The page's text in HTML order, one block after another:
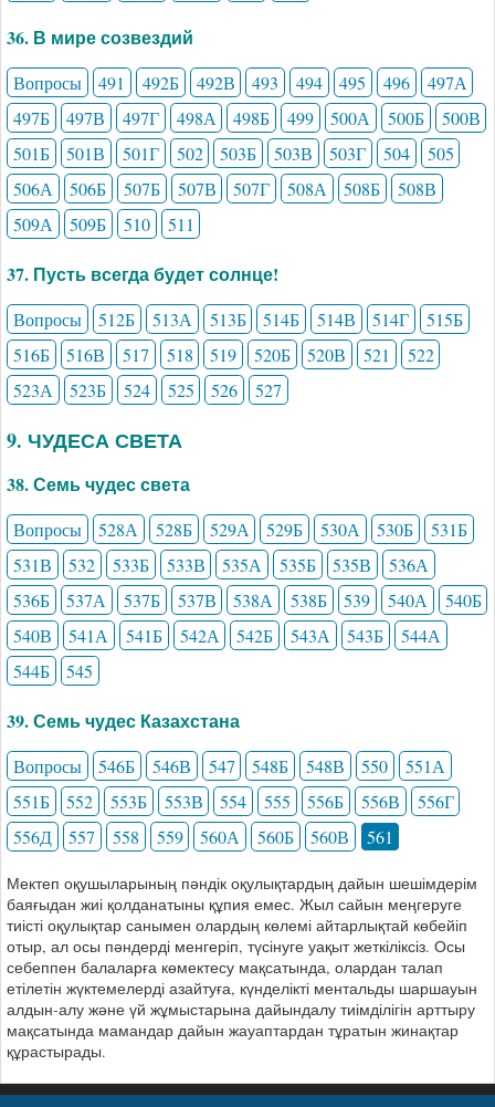
36. В мире созвездий
Вопросы 491 492Б 492В 493 494 495 496
497А
497Б
497В 497Г 498А 498Б 499 500А 500Б
500В
501Б
501В 501Г 502 503Б 503В 503Г 504
505
506А
506Б 507Б 507В 507Г 508А 508Б
508В
509А
509Б 510 511
37. Пусть всегда будет солнце!
Вопросы 512Б 513А 513Б 514Б 514В 514Г
515Б
516Б
516В 517 518 519 520Б 520В 521
522
523А
523Б 524 525 526 527
9. ЧУДЕСА СВЕТА
38. Семь чудес света
Вопросы 528А 528Б 529А 529Б 530А 530Б
531Б
531В
532 533Б 533В 535А 535Б 535В
536А
536Б
537А 537Б 537В 538А 538Б 539 540А
540Б
540В
541А 541Б 542А 542Б 543А 543Б
544А
544Б
545
39. Семь чудес Казахстана
Вопросы 546Б 546В 547 548Б 548В 550
551А
551Б
552 553Б 553В 554 555 556Б 556В
556Г
556Д
557 558 559 560А 560Б 560В 561
Мектеп оқушыларының пәндік оқулықтардың дайын шешімдерім
баяғыдан жиі қолданатыны құпия емес. Жыл сайын меңгеруге
тиісті оқулықтар санымен олардың көлемі айтарлықтай көбейіп
отыр, ал осы пәндерді менгеріп, түсінуге уақыт жеткіліксіз. Осы
себеппен балаларға көмектесу мақсатында, олардан талап
етілетін жүктемелерді азайтуға, күнделікті ментальды шаршауын
алдын-алу және үй жұмыстарына дайындалу тиімділігін арттыру
мақсатында мамандар дайын жауаптардан тұратын жинақтар
құрастырады.